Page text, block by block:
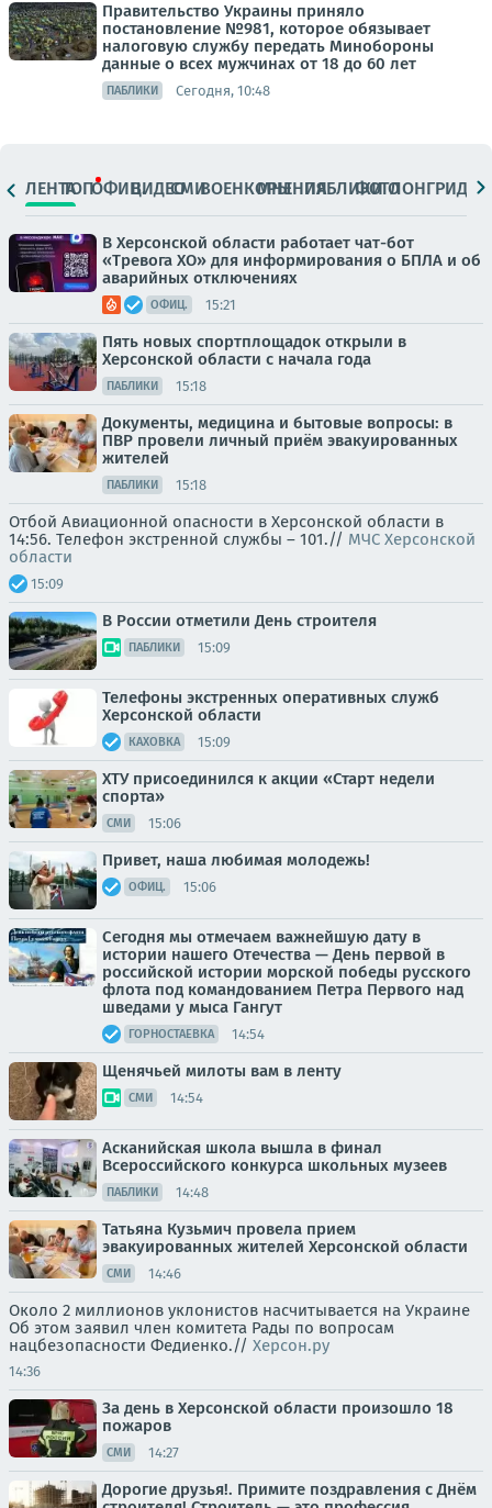
Правительство Украины приняло
постановление №981, которое обязывает
налоговую службу передать Минобороны
данные о всех мужчинах от 18 до 60 лет
ПАБЛИКИ Сегодня, 10:48
ЛЕНТАТОПОФИЦ.ВИДЕОСМИВОЕНКОРЫМНЕНИЯПАБЛИКИ
ФОТОЛОНГРИДЫ
В Херсонской области работает чат-бот
«Тревога ХО» для информирования о БПЛА и об
аварийных отключениях
ОФИЦ. 15:21
Пять новых спортплощадок открыли в
Херсонской области с начала года
ПАБЛИКИ 15:18
Документы, медицина и бытовые вопросы: в
ПВР провели личный приём эвакуированных
жителей
ПАБЛИКИ 15:18
Отбой Авиационной опасности в Херсонской области в
14:56. Телефон экстренной службы – 101.// МЧС Херсонской
области
15:09
В России отметили День строителя
ПАБЛИКИ 15:09
Телефоны экстренных оперативных служб
Херсонской области
КАХОВКА 15:09
ХТУ присоединился к акции «Старт недели
спорта»
СМИ 15:06
Привет, наша любимая молодежь!
ОФИЦ. 15:06
Сегодня мы отмечаем важнейшую дату в
истории нашего Отечества — День первой в
российской истории морской победы русского
флота под командованием Петра Первого над
шведами у мыса Гангут
ГОРНОСТАЕВКА 14:54
Щенячьей милоты вам в ленту
СМИ 14:54
Асканийская школа вышла в финал
Всероссийского конкурса школьных музеев
ПАБЛИКИ 14:48
Татьяна Кузьмич провела прием
эвакуированных жителей Херсонской области
СМИ 14:46
Около 2 миллионов уклонистов насчитывается на Украине
Об этом заявил член комитета Рады по вопросам
нацбезопасности Федиенко.// Херсон.ру
14:36
За день в Херсонской области произошло 18
пожаров
СМИ 14:27
Дорогие друзья!. Примите поздравления с Днём